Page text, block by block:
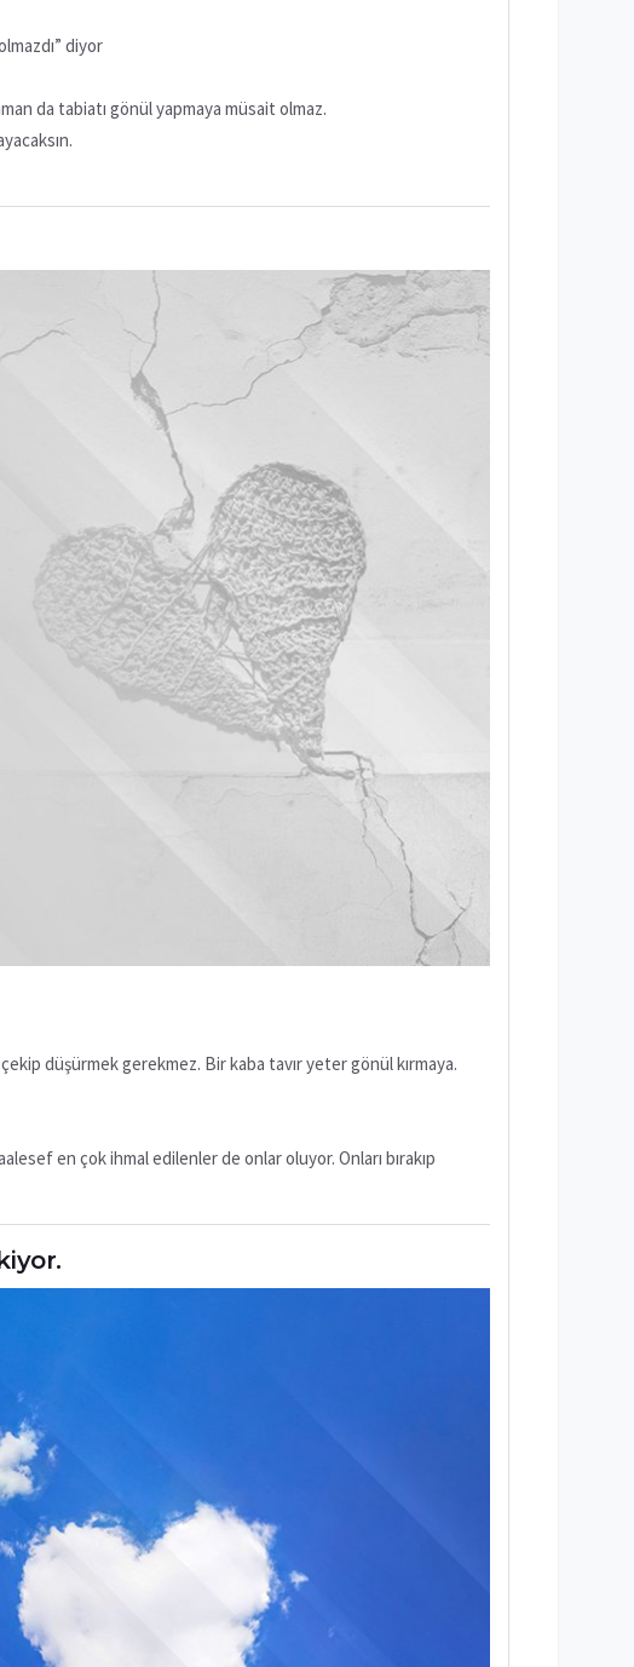
diyor
da tabiatı gönül yapmaya müsait olmaz.
düşürmek gerekmez. Bir kaba tavır yeter gönül kırmaya.
en çok ihmal edilenler de onlar oluyor. Onları bırakıp